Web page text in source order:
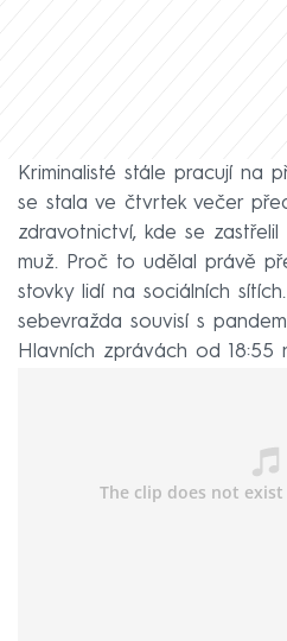
Kriminalisté stále pracují na
se stala ve čtvrtek večer
zdravotnictví, kde se
muž. Proč to udělal právě
stovky lidí na sociálních
sebevražda souvisí s
Hlavních zprávách od 18:55